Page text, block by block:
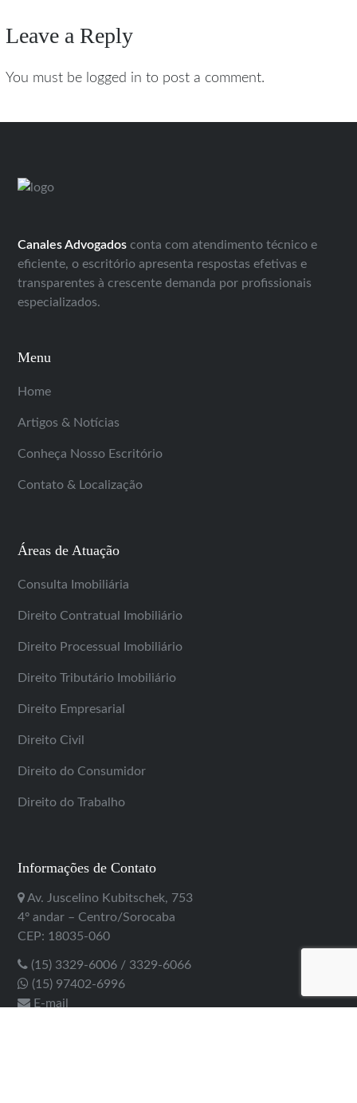
Leave a Reply
You must be logged in to post a comment.
Canales Advogados conta com atendimento técnico e
eficiente, o escritório apresenta respostas efetivas e
transparentes à crescente demanda por profissionais
especializados.
Menu
Home
Artigos & Notícias
Conheça Nosso Escritório
Contato & Localização
Áreas de Atuação
Consulta Imobiliária
Direito Contratual Imobiliário
Direito Processual Imobiliário
Direito Tributário Imobiliário
Direito Empresarial
Direito Civil
Direito do Consumidor
Direito do Trabalho
Informações de Contato
Av. Juscelino Kubitschek, 753
4º andar – Centro/Sorocaba
CEP: 18035-060
(15) 3329-6006 / 3329-6066
(15) 97402-6996
E-mail